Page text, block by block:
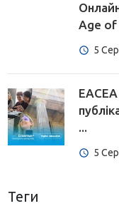
Age of
5
...
5
Теги